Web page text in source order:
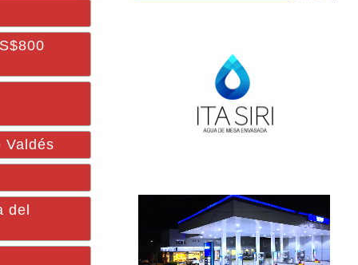
Valdés
del